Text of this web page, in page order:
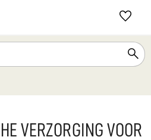
VERZORGING VOOR